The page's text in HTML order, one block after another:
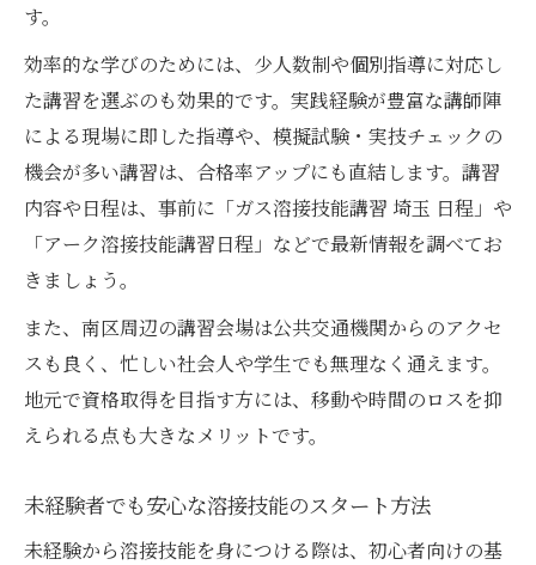
埼玉県内で通いやすい講習スケジュール選
び
実践に役立つ溶接技能向上の具体策とは
現場で活かせる溶接技能の身につけ方
溶接技能向上に役立つ練習と復習法
合格後も伸ばせる溶接技能のブラッシュア
ップ
安全衛生推進者講習と溶接技能の関係性
技能講習を活用した実践的なスキルアップ
法
す。
効率的な学びのためには、少人数制や個別指導に対応し
た講習を選ぶのも効果的です。実践経験が豊富な講師陣
による現場に即した指導や、模擬試験・実技チェックの
機会が多い講習は、合格率アップにも直結します。講習
内容や日程は、事前に「ガス溶接技能講習 埼玉 日程」や
「アーク溶接技能講習日程」などで最新情報を調べてお
きましょう。
また、南区周辺の講習会場は公共交通機関からのアクセ
スも良く、忙しい社会人や学生でも無理なく通えます。
地元で資格取得を目指す方には、移動や時間のロスを抑
えられる点も大きなメリットです。
未経験者でも安心な溶接技能のスタート方法
未経験から溶接技能を身につける際は、初心者向けの基